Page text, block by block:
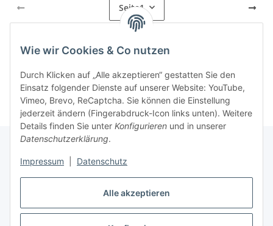
Alle akzeptieren
Wie wir Cookies & Co nutzen
Durch Klicken auf „Alle akzeptieren“ gestatten Sie den
Einsatz folgender Dienste auf unserer Website: YouTube,
Vimeo, Brevo, ReCaptcha. Sie können die Einstellung
jederzeit ändern (Fingerabdruck-Icon links unten). Weitere
Details finden Sie unter Konfigurieren und in unserer
Datenschutzerklärung.
Impressum Datenschutz
Seite1
Kategorien
Gesetzliche Informationen